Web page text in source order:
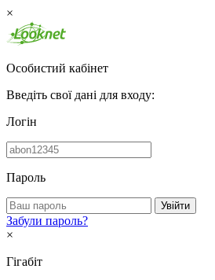
×
Особистий кабінет
Введіть свої дані для входу:
Логін
Пароль
Увійти
Забули пароль?
×
Гігабіт